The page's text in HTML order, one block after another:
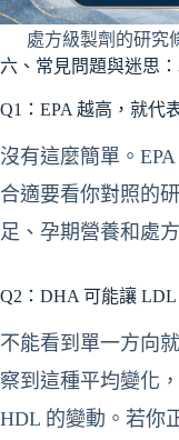
處方級製劑的研究
六、常見問題與迷思
Q1：EPA 越高，就代
沒有這麼簡單。
合適要看你對照的
足、孕期營養和處
Q2：DHA 可能讓
不能看到單一方向
察到這種平均變化
HDL 的變動。若你